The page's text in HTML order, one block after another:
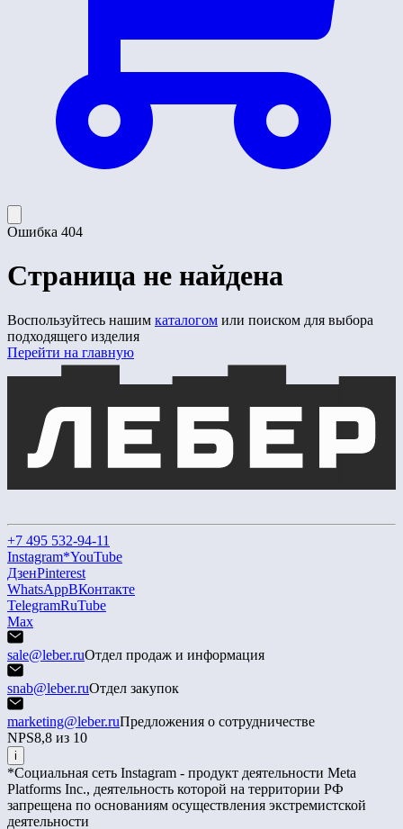
Ошибка 404
Страница не найдена
Воспользуйтесь нашим каталогом или поиском для выбора
подходящего изделия
Перейти на главную
+7 495 532-94-11
Instagram*YouTube
ДзенPinterest
WhatsAppВКонтакте
TelegramRuTube
Max
sale@leber.ruОтдел продаж и информация
snab@leber.ruОтдел закупок
marketing@leber.ruПредложения о сотрудничестве
NPS8,8 из 10
i
*Социальная сеть Instagram - продукт деятельности Meta
Platforms Inc., деятельность которой на территории РФ
запрещена по основаниям осуществления экстремистской
деятельности